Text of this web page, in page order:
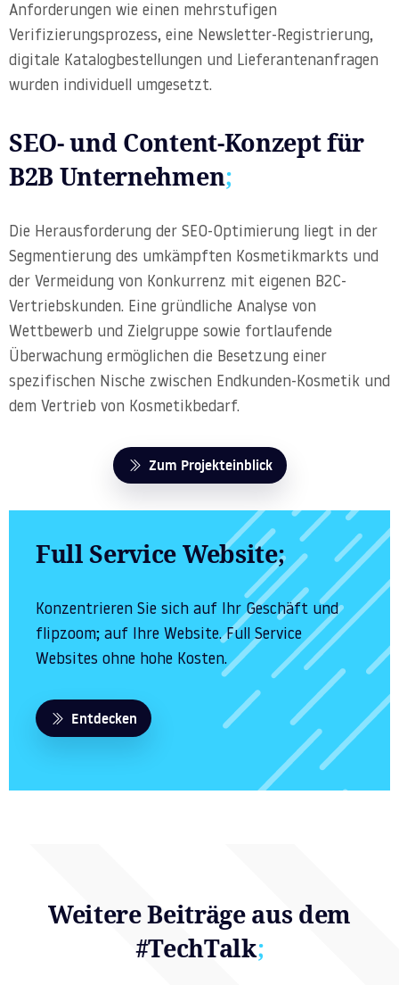
Anforderungen wie einen mehrstufigen
Verifizierungsprozess, eine Newsletter-Registrierung,
digitale Katalogbestellungen und Lieferantenanfragen
wurden individuell umgesetzt.
SEO- und Content-Konzept für
B2B Unternehmen;
Die Herausforderung der SEO-Optimierung liegt in der
Segmentierung des umkämpften Kosmetikmarkts und
der Vermeidung von Konkurrenz mit eigenen B2C-
Vertriebskunden. Eine gründliche Analyse von
Wettbewerb und Zielgruppe sowie fortlaufende
Überwachung ermöglichen die Besetzung einer
spezifischen Nische zwischen Endkunden-Kosmetik und
dem Vertrieb von Kosmetikbedarf.
Zum Projekteinblick
Full Service Website;
Konzentrieren Sie sich auf Ihr Geschäft und
flipzoom; auf Ihre Website. Full Service
Websites ohne hohe Kosten.
Entdecken
Weitere Beiträge aus dem
#TechTalk;